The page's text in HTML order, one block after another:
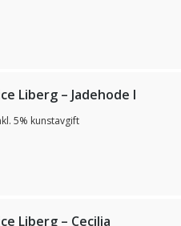
Liberg – Jadehode I
5% kunstavgift
Liberg – Cecilia